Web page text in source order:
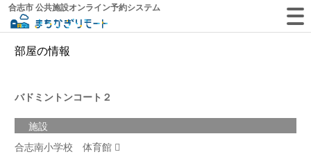
合志市 公共施設オンライン予約システム
部屋の情報
バドミントンコート２
施設
合志南小学校 体育館